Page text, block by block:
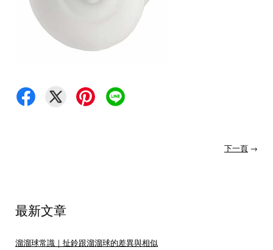
下一頁 →
最新文章
溜溜球常識｜扯鈴跟溜溜球的差異與相似